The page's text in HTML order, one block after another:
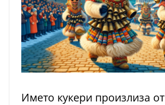
Името кукери произлиза от